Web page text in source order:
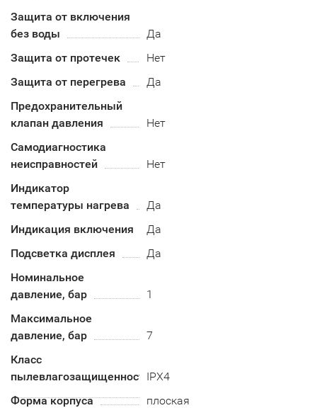
Защита от включения
без воды
Да
Защита от протечек
Нет
Защита от перегрева
Да
Предохранительный
клапан давления
Нет
Самодиагностика
неисправностей
Нет
Индикатор
температуры нагрева
Да
Индикация включения
Да
Подсветка дисплея
Да
Номинальное
давление, бар
1
Максимальное
давление, бар
7
Класс
пылевлагозащищенностиIPX4
Форма корпуса
плоская